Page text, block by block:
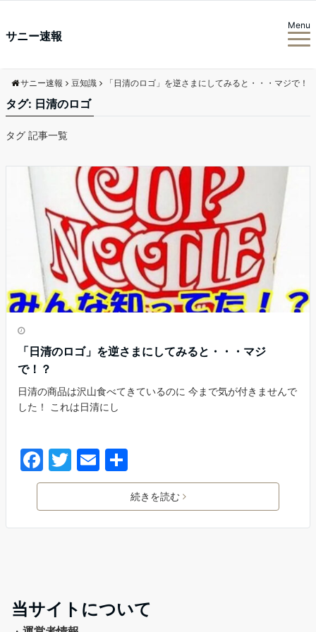
サニー速報
Menu
サニー速報 豆知識 「日清のロゴ」を逆さまにしてみると・・・マジで！？
タグ: 日清のロゴ
タグ 記事一覧
「日清のロゴ」を逆さまにしてみると・・・マジ
で！？
日清の商品は沢山食べてきているのに 今まで気が付きませんで
した！ これは日清にし
続きを読む
当サイトについて